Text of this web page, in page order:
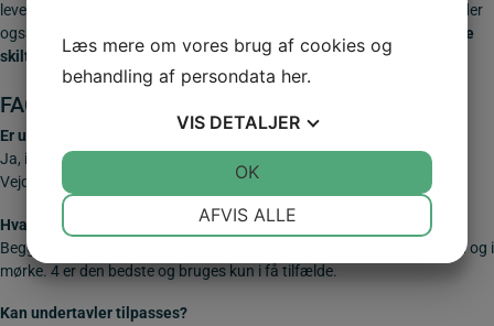
leveres typisk direkte fra lager og afsendes inden for få dage. Vi tilbyder
også
rådgivning om valg af de rigtige
skilte
FAQ om undertavler til vejskilte
Er undertavler lovpligtige?
Ja, i mange situationer er undertavler nødvendige for at opfylde
Vejdirektoratets krav til tydelig afmærkning.
Hvad betyder refleks type 3 eller 4?
Begge er højreflekterende folier, som sikrer synlighed på lang afstand og i
mørke. 4 er den bedste og bruges kun i få tilfælde.
Kan undertavler tilpasses?
Læs mere om vores brug af cookies og
behandling af persondata her.
VIS DETALJER
MARKETING
AFVIS ALLE
OK